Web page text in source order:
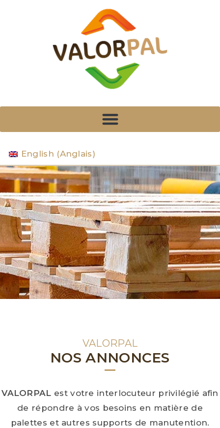
English (Anglais)
VALORPAL
NOS ANNONCES
VALORPAL est votre interlocuteur privilégié afin
de répondre à vos besoins en matière de
palettes et autres supports de manutention.